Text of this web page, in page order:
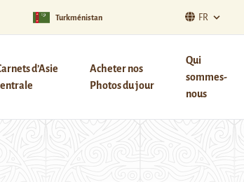
Turkménistan FR
d’Asie
Acheter nos
Photos du jour
Qui
sommes-
nous